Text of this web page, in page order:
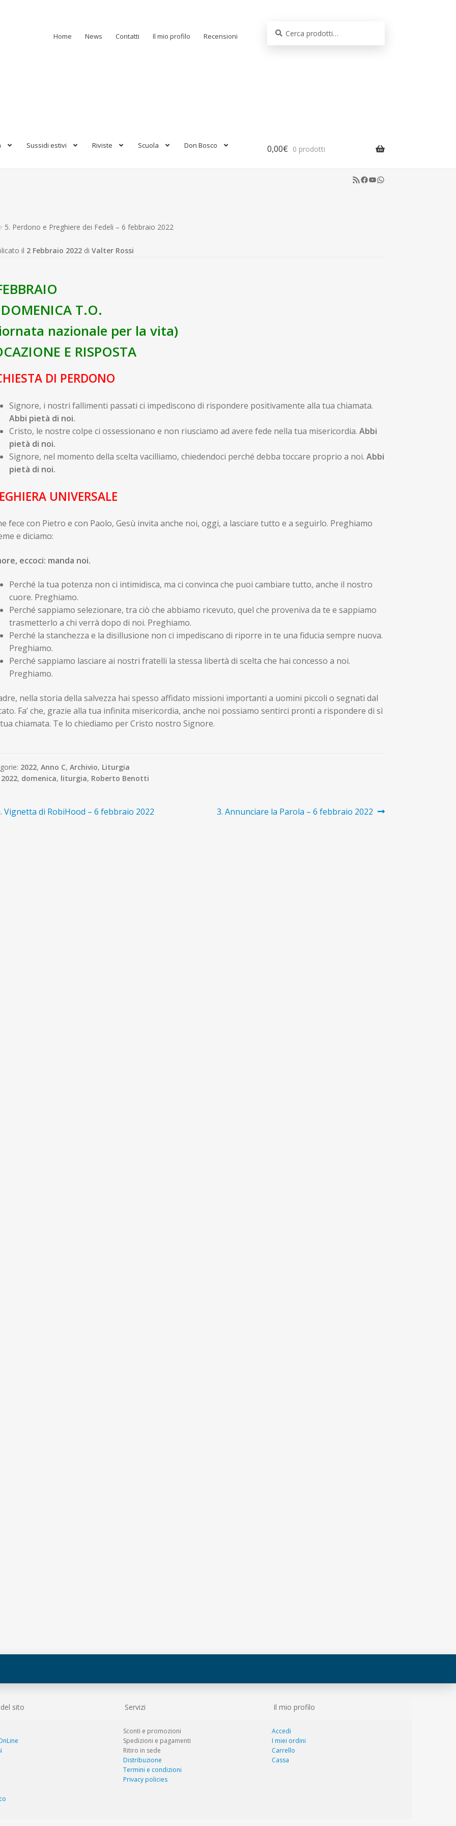
Home News Contatti Il mio profilo Recensioni
Sussidi estivi Riviste Scuola Don Bosco 0,00€ 0 prodotti
RSS Feed
Facebook
YouTube
WhatsApp
5. Perdono e Preghiere dei Fedeli – 6 febbraio 2022
il 2 Febbraio 2022 di Valter Rossi
T.O.
nazionale per la vita)
E RISPOSTA
DI PERDONO
Signore, i nostri fallimenti passati ci impediscono di rispondere positivamente alla tua chiamata.
Abbi pietà di noi.
Cristo, le nostre colpe ci ossessionano e non riusciamo ad avere fede nella tua misericordia. Abbi
pietà di noi.
Signore, nel momento della scelta vacilliamo, chiedendoci perché debba toccare proprio a noi. Abbi
pietà di noi.
UNIVERSALE
fece con Pietro e con Paolo, Gesù invita anche noi, oggi, a lasciare tutto e a seguirlo. Preghiamo
e diciamo:
eccoci: manda noi.
Perché la tua potenza non ci intimidisca, ma ci convinca che puoi cambiare tutto, anche il nostro
cuore. Preghiamo.
Perché sappiamo selezionare, tra ciò che abbiamo ricevuto, quel che proveniva da te e sappiamo
trasmetterlo a chi verrà dopo di noi. Preghiamo.
Perché la stanchezza e la disillusione non ci impediscano di riporre in te una fiducia sempre nuova.
Preghiamo.
Perché sappiamo lasciare ai nostri fratelli la stessa libertà di scelta che hai concesso a noi.
Preghiamo.
nella storia della salvezza hai spesso affidato missioni importanti a uomini piccoli o segnati dal
Fa’ che, grazie alla tua infinita misericordia, anche noi possiamo sentirci pronti a rispondere di sì
chiamata. Te lo chiediamo per Cristo nostro Signore.
2022, Anno C, Archivio, Liturgia
2022, domenica, liturgia, Roberto Benotti
Vignetta di RobiHood – 6 febbraio 2022
Articolo
3. Annunciare la Parola – 6 febbraio 2022
sito Servizi Il mio profilo
Sconti e promozioni
Spedizioni e pagamenti
Ritiro in sede
Distribuzione
Termini e condizioni
Privacy policies
Accedi
I miei ordini
Carrello
Cassa